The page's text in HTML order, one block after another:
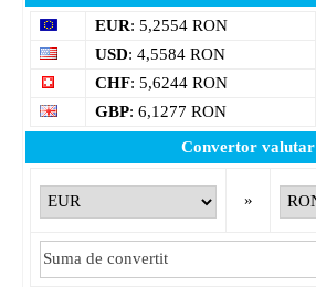
EUR: 5,2554 RON
USD: 4,5584 RON
CHF: 5,6244 RON
GBP: 6,1277 RON
Convertor valutar
»